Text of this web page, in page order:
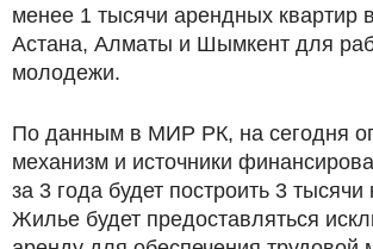
менее 1 тысячи арендных квартир
Астана, Алматы и Шымкент для
молодежи.
По данным в МИР РК, на сегодня
механизм и источники
за 3 года будет построить 3 тысячи
Жилье будет предоставляться